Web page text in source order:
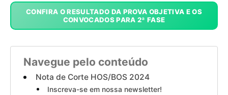
CONFIRA O RESULTADO DA PROVA OBJETIVA E OS
CONVOCADOS PARA 2ª FASE
Navegue pelo conteúdo
Nota de Corte HOS/BOS 2024
Inscreva-se em nossa newsletter!